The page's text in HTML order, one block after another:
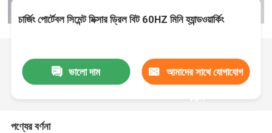
চার্জিং পোর্টেবল সিমেন্ট মিক্সার ড্রিল বিট 60HZ মিনি হ্যান্ডওয়ার্কিং
ভালো দাম আমাদের সাথে যোগাযোগ
করুন
পণ্যের বর্ণনা